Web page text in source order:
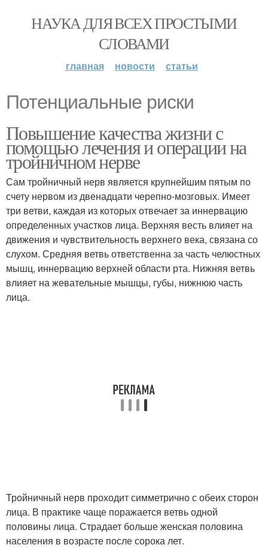
НАУКА ДЛЯ ВСЕХ ПРОСТЫМИ
СЛОВАМИ
главная новости статьи
Потенциальные риски
Повышение качества жизни с
помощью лечения и операции на
тройничном нерве
Сам тройничный нерв является крупнейшим пятым по
счету нервом из двенадцати черепно-мозговых. Имеет
три ветви, каждая из которых отвечает за иннервацию
определенных участков лица. Верхняя весть влияет на
движения и чувствительность верхнего века, связана со
слухом. Средняя ветвь ответственна за часть челюстных
мышц, иннервацию верхней области рта. Нижняя ветвь
влияет на жевательные мышцы, губы, нижнюю часть
лица.
Тройничный нерв проходит симметрично с обеих сторон
лица. В практике чаще поражается ветвь одной
половины лица. Страдает больше женская половина
населения в возрасте после сорока лет.